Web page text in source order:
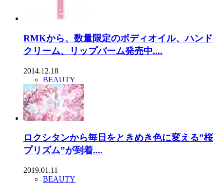
RMKから、数量限定のボディオイル、ハンド
クリーム、リップバーム発売中....
2014.12.18
BEAUTY
ロクシタンから毎日をときめき色に変える”桜
プリズム”が到着....
2019.01.11
BEAUTY